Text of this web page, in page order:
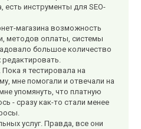
есть инструменты для SЕО-
магазина возможность
методов оплаты, системы
большое количество
я тестировала на
мне помогали и отвечали на
упомянуть, что платную
- сразу как-то стали менее
услуг. Правда, все они